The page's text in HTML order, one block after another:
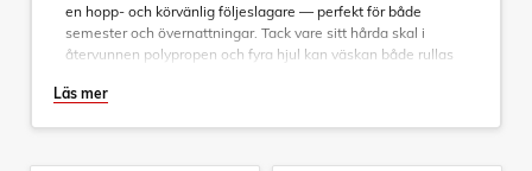
en hopp- och körvänlig följeslagare — perfekt för både
semester och övernattningar. Tack vare sitt hårda skal i
återvunnen polypropen och fyra hjul kan väskan både rullas
lekfullt motiv, integrerad ID-tagg och robust lås – den
Läs mer